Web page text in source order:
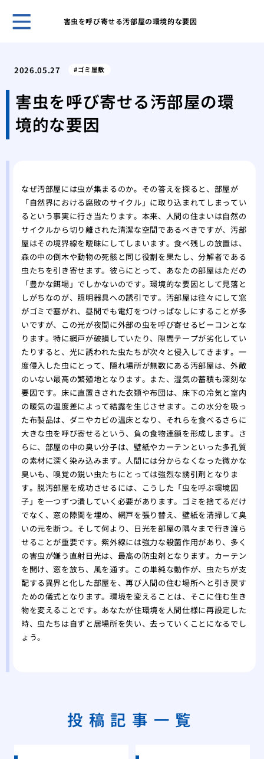
害虫を呼び寄せる汚部屋の環境的な要因
す
一
す
汚
相場
2026.05.27 ゴミ屋敷
害虫を呼び寄せる汚部屋の環
境的な要因
なぜ汚部屋には虫が集まるのか。その答えを探ると、部屋が
「自然界における腐敗のサイクル」に取り込まれてしまってい
るという事実に行き当たります。本来、人間の住まいは自然の
サイクルから切り離された清潔な空間であるべきですが、汚部
屋はその境界線を曖昧にしてしまいます。食べ残しの放置は、
森の中の倒木や動物の死骸と同じ役割を果たし、分解者である
虫たちを引き寄せます。彼らにとって、あなたの部屋はただの
「豊かな餌場」でしかないのです。環境的な要因として見落と
しがちなのが、照明器具への誘引です。汚部屋は往々にして窓
がゴミで塞がれ、昼間でも電灯をつけっぱなしにすることが多
いですが、この光が夜間に外部の虫を呼び寄せるビーコンとな
ります。特に網戸が破損していたり、隙間テープが劣化してい
たりすると、光に誘われた虫たちが次々と侵入してきます。一
度侵入した虫にとって、隠れ場所が無数にある汚部屋は、外敵
のいない最高の繁殖地となります。また、湿気の蓄積も深刻な
要因です。床に直置きされた衣類や布団は、床下の冷気と室内
の暖気の温度差によって結露を生じさせます。この水分を吸っ
た布製品は、ダニやカビの温床となり、それらを食べるさらに
大きな虫を呼び寄せるという、負の食物連鎖を形成します。さ
らに、部屋の中の臭い分子は、壁紙やカーテンといった多孔質
の素材に深く染み込みます。人間には分からなくなった微かな
臭いも、嗅覚の鋭い虫たちにとっては強烈な誘引剤となりま
す。脱汚部屋を成功させるには、こうした「虫を呼ぶ環境因
子」を一つずつ潰していく必要があります。ゴミを捨てるだけ
でなく、窓の隙間を埋め、網戸を張り替え、壁紙を清掃して臭
いの元を断つ。そして何より、日光を部屋の隅々まで行き渡ら
せることが重要です。紫外線には強力な殺菌作用があり、多く
の害虫が嫌う直射日光は、最高の防虫剤となります。カーテン
を開け、窓を放ち、風を通す。この単純な動作が、虫たちが支
配する異界と化した部屋を、再び人間の住む場所へと引き戻す
ための儀式となります。環境を変えることは、そこに住む生き
物を変えることです。あなたが住環境を人間仕様に再設定した
時、虫たちは自ずと居場所を失い、去っていくことになるでし
ょう。
投稿記事一覧